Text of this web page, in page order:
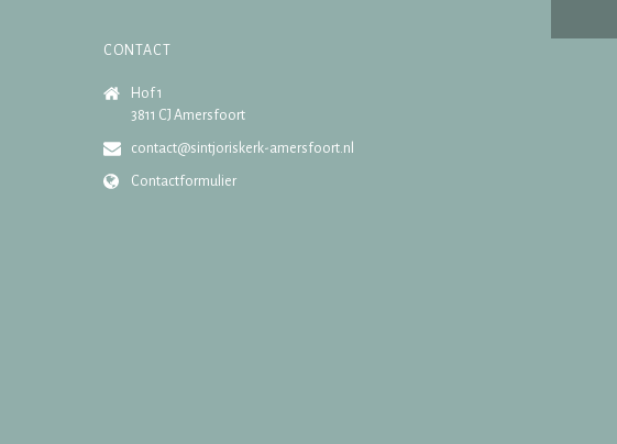
CONTACT
Hof 1
3811 CJ Amersfoort
contact@sintjoriskerk-amersfoort.nl
Contactformulier